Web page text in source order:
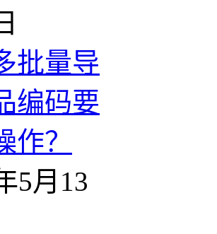
批量导
编码要
作？
5月13